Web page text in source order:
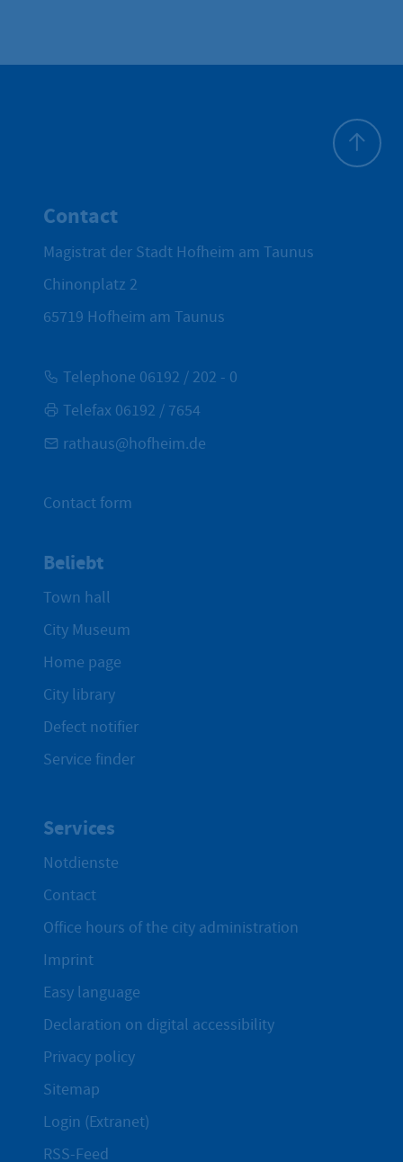
Contact
Magistrat der Stadt Hofheim am Taunus
Chinonplatz 2
65719 Hofheim am Taunus
Telephone 06192 / 202 - 0
Telefax 06192 / 7654
rathaus@hofheim.de
Contact form
Beliebt
Town hall
City Museum
Home page
City library
Defect notifier
Service finder
Services
Notdienste
Contact
Office hours of the city administration
Imprint
Easy language
Declaration on digital accessibility
Privacy policy
Sitemap
Login (Extranet)
RSS-Feed